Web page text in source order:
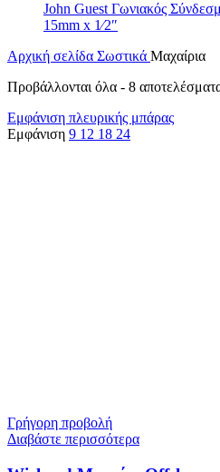
John Guest Γωνιακός
15mm x 1⁄2″
Αρχική σελίδα Σωστικά Μαχαίρια
Προβάλλονται όλα - 8
Εμφάνιση πλευρικής μπάρας
Εμφάνιση 9 12 18 24
Γρήγορη προβολή
Διαβάστε περισσότερα